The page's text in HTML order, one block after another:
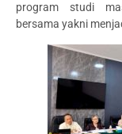
program studi
bersama yakni